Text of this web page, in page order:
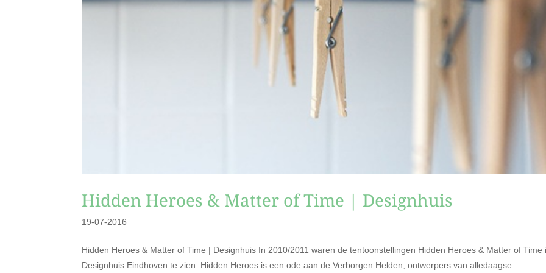
Hidden Heroes & Matter of Time | Designhuis
19-07-2016
Hidden Heroes & Matter of Time | Designhuis In 2010/2011 waren de tentoonstellingen Hidden Heroes & Matter of Time
Designhuis Eindhoven te zien. Hidden Heroes is een ode aan de Verborgen Helden, ontwerpers van alledaagse